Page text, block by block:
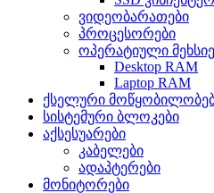
ვიდეობარათები
პროცესორები
ოპერატიული
Desktop RAM
Laptop RAM
ქსელური
სისტემური ბლოკები
აქსესუარები
კაბელები
ადაპტერები
მონიტორები